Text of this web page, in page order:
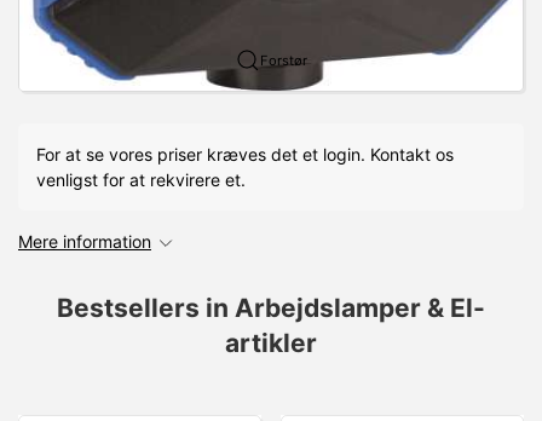
Forstør
For at se vores priser kræves det et login. Kontakt os
venligst for at rekvirere et.
Mere information
Bestsellers in Arbejdslamper & El-
artikler